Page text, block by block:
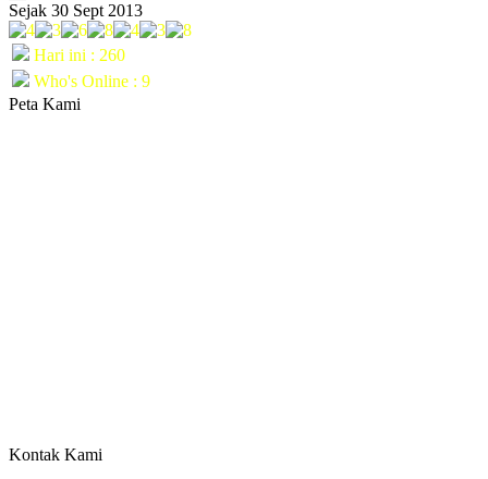
Sejak 30 Sept 2013
Hari ini : 260
Who's Online : 9
Peta Kami
Kontak Kami